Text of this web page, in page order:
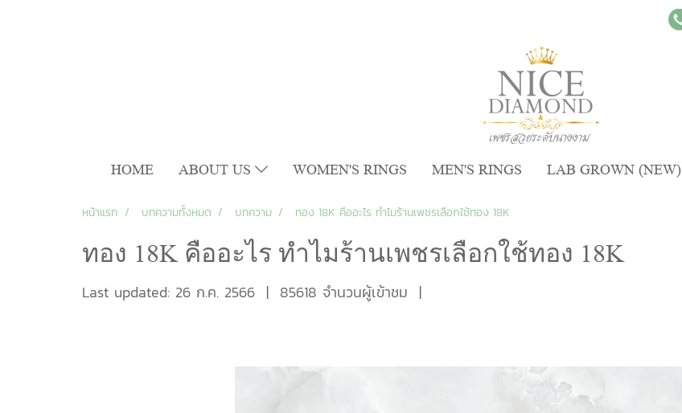
HOME ABOUT US WOMEN'S RINGS MEN'S RINGS LAB GROWN (NEW)
หน้าแรก บทความทั้งหมด บทความ ทอง 18K คืออะไร ทำไมร้านเพชรเลือกใช้ทอง 18K
ทอง 18K คืออะไร ทำไมร้านเพชรเลือกใช้ทอง 18K
Last updated: 26 ก.ค. 2566 | 85618 จำนวนผู้เข้าชม |